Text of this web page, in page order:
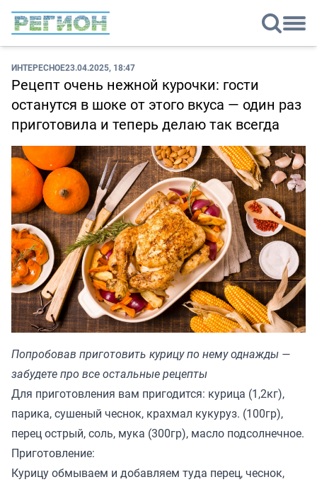
ИНТЕРЕСНОЕ23.04.2025, 18:47
Рецепт очень нежной курочки: гости
останутся в шоке от этого вкуса — один раз
приготовила и теперь делаю так всегда
Попробовав приготовить курицу по нему однажды —
забудете про все остальные рецепты
Для приготовления вам пригодится: курица (1,2кг),
парика, сушеный чеснок, крахмал кукуруз. (100гр),
перец острый, соль, мука (300гр), масло подсолнечное.
Приготовление:
Курицу обмываем и добавляем туда перец, чеснок,